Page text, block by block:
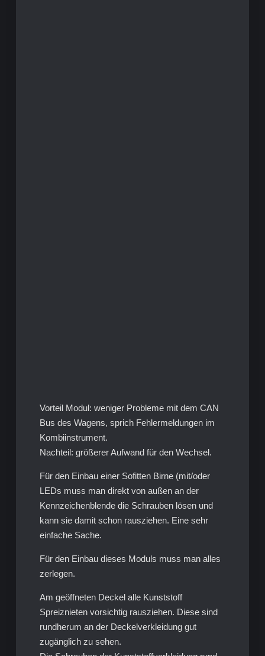
Vorteil Modul: weniger Probleme mit dem CAN
Bus des Wagens, sprich Fehlermeldungen im
Kombiinstrument.
Nachteil: größerer Aufwand für den Wechsel.
Für den Einbau einer Sofitten Birne (mit/oder
LEDs muss man direkt von außen an der
Kennzeichenblende die Schrauben lösen und
kann sie damit schon rausziehen. Eine sehr
einfache Sache.
Für den Einbau dieses Moduls muss man alles
zerlegen.
Am geöffneten Deckel alle Kunststoff
Spreiznieten vorsichtig rausziehen. Diese sind
rundherum an der Deckelverkleidung gut
zugänglich zu sehen.